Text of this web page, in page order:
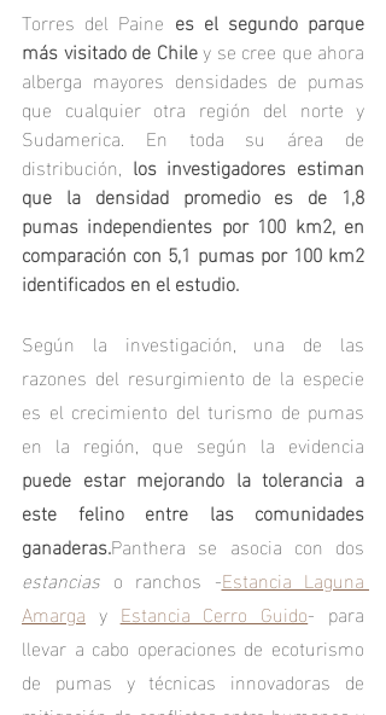
Torres del Paine es el segundo parque
más visitado de Chile y se cree que ahora
alberga mayores densidades de pumas
que cualquier otra región del norte y
Sudamerica. En toda su área de
distribución, los investigadores estiman
que la densidad promedio es de 1,8
pumas independientes por 100 km2, en
comparación con 5,1 pumas por 100 km2
identificados en el estudio.
Según la investigación, una de las
razones del resurgimiento de la especie
es el crecimiento del turismo de pumas
en la región, que según la evidencia
puede estar mejorando la tolerancia a
este felino entre las comunidades
ganaderas.
estancias o ranchos -Estancia Laguna
Amarga y Estancia Cerro Guido- para
llevar a cabo operaciones de ecoturismo
de pumas y técnicas innovadoras de